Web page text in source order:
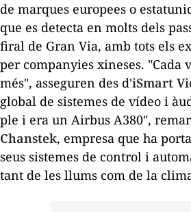
de marques europees o
que es detecta en molts dels
firal de Gran Via, amb tots els
per companyies xineses. "Cada
més", asseguren des d'iSmart
global de sistemes de vídeo i
ple i era un Airbus A380",
Chanstek, empresa que ha
seus sistemes de control i
tant de les llums com de la